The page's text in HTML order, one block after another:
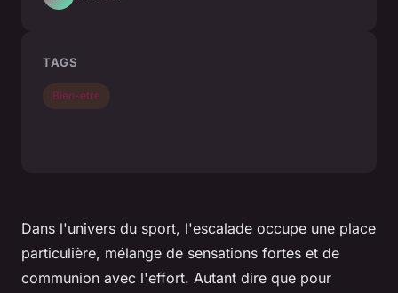
Dans l'univers du sport, l'escalade occupe une place
particulière, mélange de sensations fortes et de
communion avec l'effort. Autant dire que pour
TAGS
Bien-etre